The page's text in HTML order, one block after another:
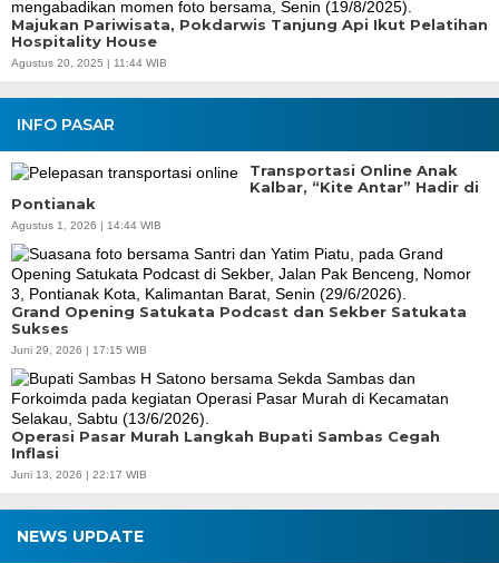
Majukan Pariwisata, Pokdarwis Tanjung Api Ikut Pelatihan
Hospitality House
Agustus 20, 2025 | 11:44 WIB
INFO PASAR
Transportasi Online Anak
Kalbar, “Kite Antar” Hadir di
Pontianak
Agustus 1, 2026 | 14:44 WIB
Grand Opening Satukata Podcast dan Sekber Satukata
Sukses
Juni 29, 2026 | 17:15 WIB
Operasi Pasar Murah Langkah Bupati Sambas Cegah
Inflasi
Juni 13, 2026 | 22:17 WIB
NEWS UPDATE